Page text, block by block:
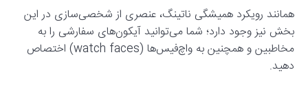
همانند رویکرد همیشگی ناتینگ، عنصری از شخصی‌سازی در این
بخش نیز وجود دارد؛ شما می‌توانید آیکون‌های سفارشی را به
مخاطبین و همچنین به واچ‌فیس‌ها (watch faces) اختصاص
دهید.